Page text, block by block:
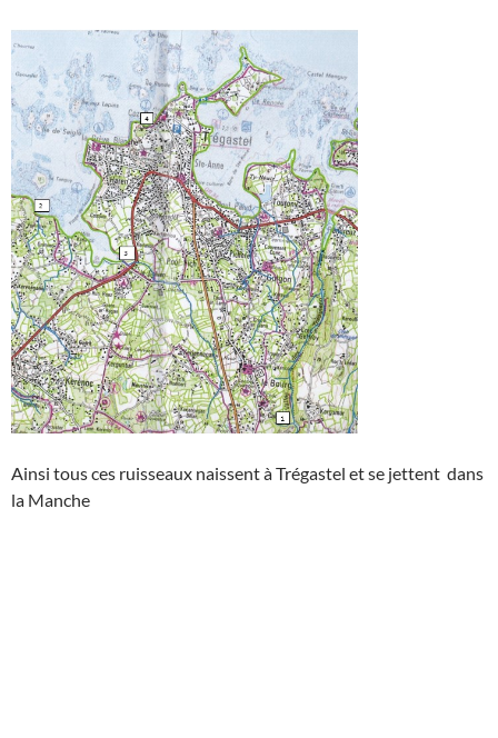
Ainsi tous ces ruisseaux naissent à Trégastel et se jettent dans
la Manche